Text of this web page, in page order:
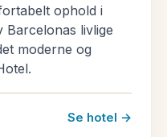
at gå
ned til Plaza
se katedralen,
gotiske stil, den
ophold i
Barcelonas livlige
moderne og
Se hotel →